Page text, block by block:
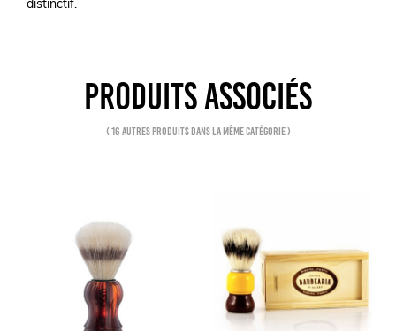
distinctif.
PRODUITS ASSOCIÉS
( 16 autres produits dans la même catégorie )